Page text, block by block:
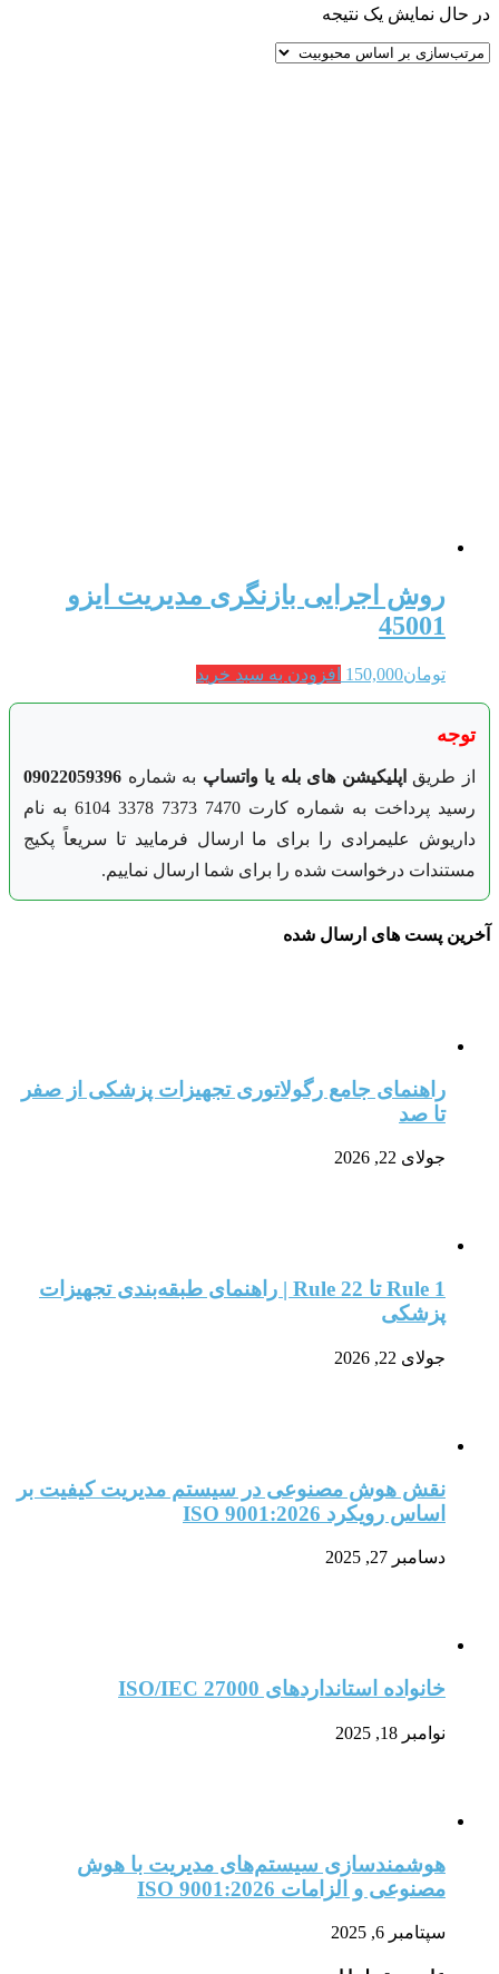
در حال نمایش یک نتیجه
روش اجرایی بازنگری مدیریت ایزو
45001
تومان150,000 افزودن به سبد خرید
توجه
از طریق اپلیکیشن های بله یا واتساپ به شماره 09022059396
رسید پرداخت به شماره کارت 7470 7373 3378 6104 به نام
داریوش علیمرادی را برای ما ارسال فرمایید تا سریعاً پکیج
مستندات درخواست شده را برای شما ارسال نماییم.
آخرین پست های ارسال شده
راهنمای جامع رگولاتوری تجهیزات پزشکی از صفر
تا صد
جولای 22, 2026
Rule 1 تا Rule 22 | راهنمای طبقه‌بندی تجهیزات
پزشکی
جولای 22, 2026
نقش هوش مصنوعی در سیستم مدیریت کیفیت بر
اساس رویکرد ISO 9001:2026
دسامبر 27, 2025
خانواده استانداردهای ISO/IEC 27000
نوامبر 18, 2025
هوشمندسازی سیستم‌های مدیریت با هوش
مصنوعی و الزامات ISO 9001:2026
سپتامبر 6, 2025